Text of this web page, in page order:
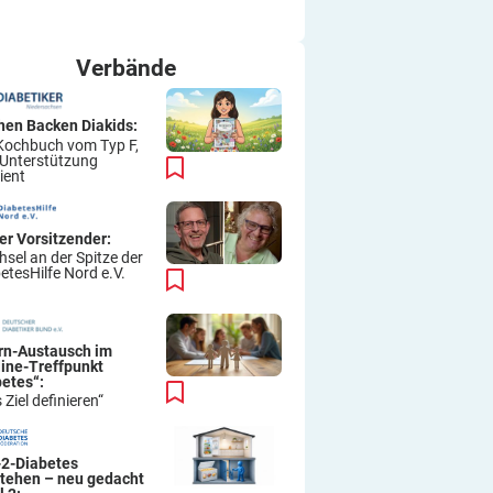
Verbände
Backen Diakids:
vom Typ F,
Vorsitzender:
an der Spitze der
Nord e.V.
Austausch im
Treffpunkt
Ziel definieren“
Diabetes
– neu gedacht